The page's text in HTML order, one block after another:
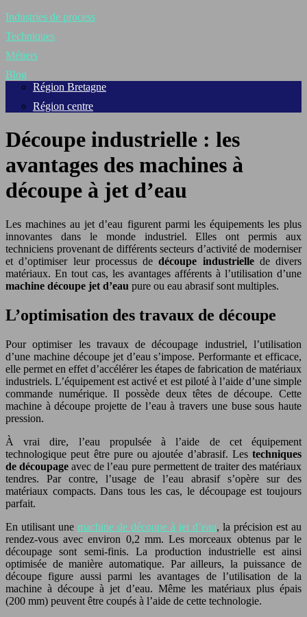
Industries de process
Techniques
Métiers
Blog
Région Bretagne
Région centre
Découpe industrielle : les
avantages des machines à
découpe à jet d’eau
Les machines au jet d’eau figurent parmi les équipements les plus
innovantes dans le monde industriel. Elles ont permis aux
techniciens provenant de différents secteurs d’activité de moderniser
et d’optimiser leur processus dedécoupe industriellede divers
matériaux. En tout cas, les avantages afférents à l’utilisation d’une
machine découpe jet d’eau pure ou eau abrasif sont multiples.
L’optimisation des travaux de découpe
Pour optimiser les travaux de découpage industriel, l’utilisation
d’une machine découpe jet d’eau s’impose. Performante et efficace,
elle permet en effet d’accélérer les étapes de fabrication de matériaux
industriels. L’équipement est activé et est piloté à l’aide d’une simple
commande numérique. Il possède deux têtes de découpe. Cette
machine à découpe projette de l’eau à travers une buse sous haute
pression.
À vrai dire, l’eau propulsée à l’aide de cet équipement
technologique peut être pure ou ajoutée d’abrasif. Les techniques
de découpage avec de l’eau pure permettent de traiter des matériaux
tendres. Par contre, l’usage de l’eau abrasif s’opère sur des
matériaux compacts. Dans tous les cas, le découpage est toujours
parfait.
En utilisant une machine de découpe à jet d’eau, la précision est au
rendez-vous avec environ 0,2 mm. Les morceaux obtenus par le
découpage sont semi-finis. La production industrielle est ainsi
optimisée de manière automatique. Par ailleurs, la puissance de
découpe figure aussi parmi les avantages de l’utilisation de la
machine à découpe à jet d’eau. Même les matériaux plus épais
(200 mm) peuvent être coupés à l’aide de cette technologie.